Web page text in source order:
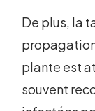
De plus, la
plante est
souvent